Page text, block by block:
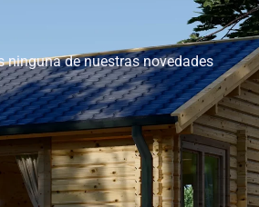
ninguna de nuestras novedades